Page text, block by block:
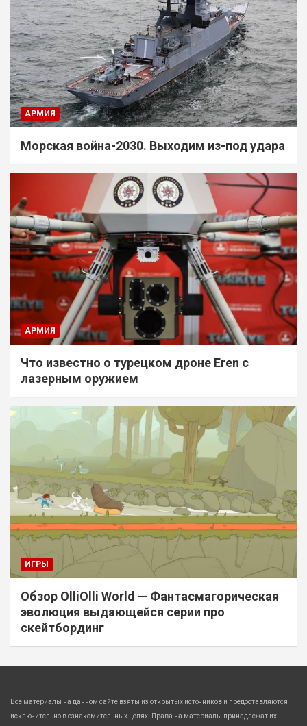
АРМИЯ
Морская война-2030. Выходим из-под удара
АРМИЯ
Что известно о турецком дроне Eren с
лазерным оружием
ИГРЫ
Обзор OlliOlli World — Фантасмагорическая
эволюция выдающейся серии про
скейтбординг
Все материалы на данном сайте взяты из открытых источников и предоставляются
исключительно в ознакомительных целях. Права на материалы принадлежат их